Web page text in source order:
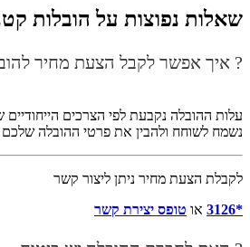
שאלות נפוצות על הובלות
? איך אפשר לקבל הצעת מחיר
עלות ההובלה נקבעת לפי הצרכים
נשמח לשוחח ולהבין את פרטי ההובלה שלכם
לקבלת הצעת מחיר ניתן ליצור קשר
*3126
או טופס יצירת קשר